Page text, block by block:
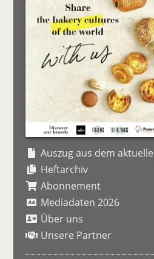
Auszug aus dem
Heftarchiv
Abonnement
Mediadaten 2026
Über uns
Unsere Partner